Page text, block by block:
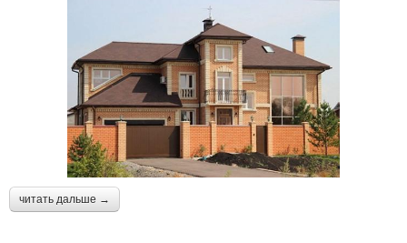
читать дальше →